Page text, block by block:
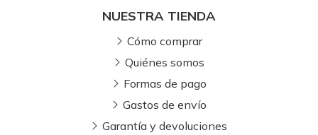
NUESTRA TIENDA
Cómo comprar
Quiénes somos
Formas de pago
Gastos de envío
Garantía y devoluciones